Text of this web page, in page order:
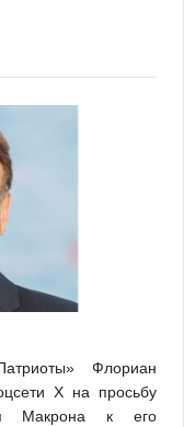
Флориан
X на просьбу
Макрона к его